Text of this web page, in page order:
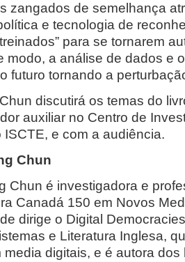
zangados de semelhança
e tecnologia de
para se tornarem
modo, a análise de dados e
futuro tornando a
discutirá os temas do
auxiliar no Centro de
ISCTE, e com a audiência.
Chun
Chun é investigadora e
Canadá 150 em Novos
dirige o Digital
e Literatura Inglesa,
media digitais, e é autora